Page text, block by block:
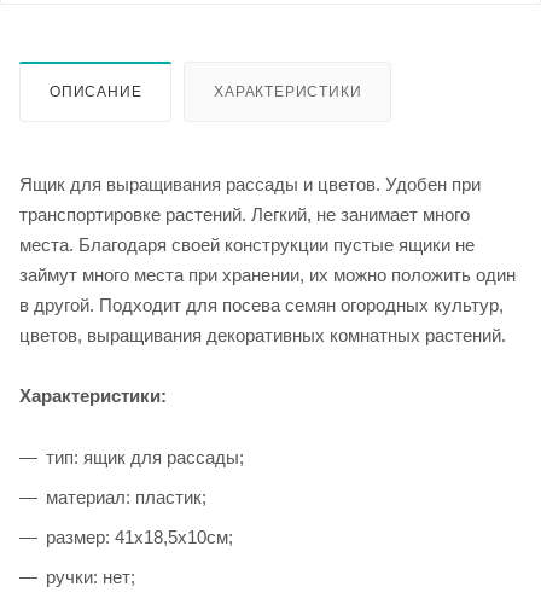
ОПИСАНИЕ ХАРАКТЕРИСТИКИ
Ящик для выращивания рассады и цветов. Удобен при
транспортировке растений. Легкий, не занимает много
места. Благодаря своей конструкции пустые ящики не
займут много места при хранении, их можно положить один
в другой. Подходит для посева семян огородных культур,
цветов, выращивания декоративных комнатных растений.
Характеристики:
тип: ящик для рассады;
материал: пластик;
размер: 41х18,5х10см;
ручки: нет;